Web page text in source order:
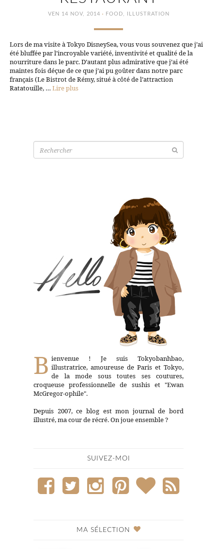
VEN 14 NOV, 2014 · FOOD, ILLUSTRATION
Lors de ma visite à Tokyo DisneySea, vous vous souvenez que j’ai
été bluffée par l’incroyable variété, inventivité et qualité de la
nourriture dans le parc. D’autant plus admirative que j’ai été
maintes fois déçue de ce que j’ai pu goûter dans notre parc
français (Le Bistrot de Rémy, situé à côté de l’attraction
Ratatouille, … Lire plus
Recherche
pour:
B ienvenue ! Je suis Tokyobanhbao,
illustratrice, amoureuse de Paris et Tokyo,
de la mode sous toutes ses coutures,
croqueuse professionnelle de sushis et "Ewan
McGregor-ophile".
Depuis 2007, ce blog est mon journal de bord
illustré, ma cour de récré. On joue ensemble ?
SUIVEZ-MOI
MA SÉLECTION